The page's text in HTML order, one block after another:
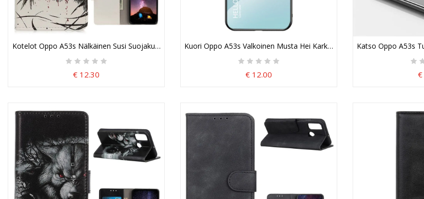
Kotelot Oppo A53s Nälkäinen Susi Suojakuori
€ 12.30
Kuori Oppo A53s Valkoinen Musta Hei Karkaistu Lasi
€ 12.00
Katso Oppo A53s
€